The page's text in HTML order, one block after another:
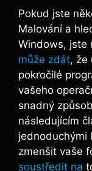
Pokud jste
Malování a
Windows, jste
může zdát, že
pokročilé
vašeho
snadný
následujícím
jednoduchými
zmenšit vaše
soustředit na